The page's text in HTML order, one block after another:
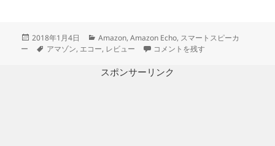
投
稿
2018年1月4日
カ
テ
リ
Amazon,Amazon Echo, スマートスピーカ
ー
タ
アマゾン, エコー, レビュー Amazon Echo １ヶ月使って感じた
コメントを残す
スポンサーリンク